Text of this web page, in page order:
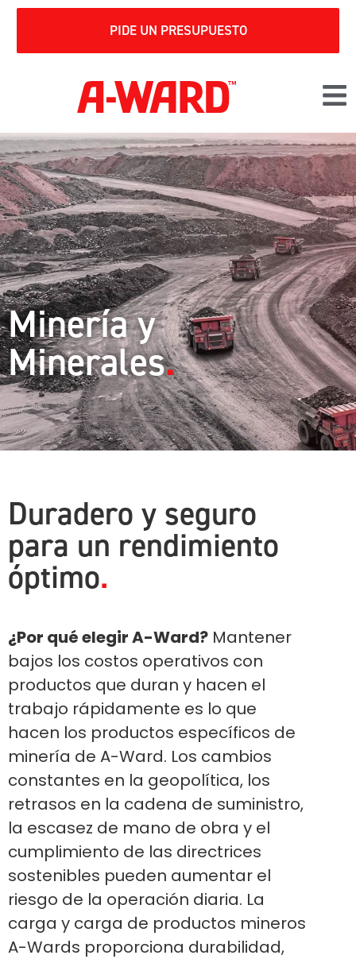
PIDE UN PRESUPUESTO
Minería y
Minerales
Duradero y seguro
para un rendimiento
óptimo
¿Por qué elegir A-Ward? Mantener
bajos los costos operativos con
productos que duran y hacen el
trabajo rápidamente es lo que
hacen los productos específicos de
minería de A-Ward. Los cambios
constantes en la geopolítica, los
retrasos en la cadena de suministro,
la escasez de mano de obra y el
cumplimiento de las directrices
sostenibles pueden aumentar el
riesgo de la operación diaria. La
carga y carga de productos mineros
A-Wards proporciona durabilidad,